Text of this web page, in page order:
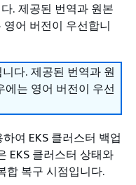
. 제공된 번역과 원본
어 버전이 우선합니
다. 제공된 번역과 원
에는 영어 버전이 우선
여 EKS 클러스터 백업
EKS 클러스터 상태와
합 복구 시점입니다.